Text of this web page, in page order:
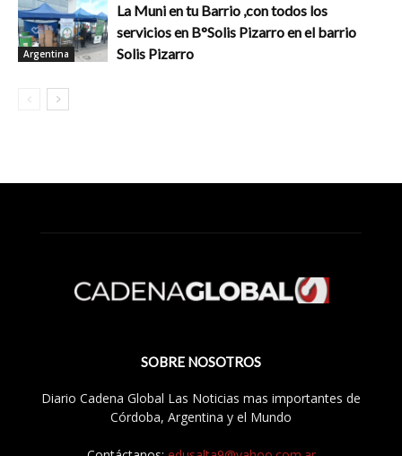
Argentina
La Muni en tu Barrio ,con todos los
servicios en B°Solis Pizarro en el barrio
Solis Pizarro
SOBRE NOSOTROS
Diario Cadena Global Las Noticias mas importantes de
Córdoba, Argentina y el Mundo